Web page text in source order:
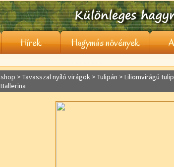
Hírek Hagymás növények
shop > Tavasszal nyíló virágok > Tulipán > Liliomvirágú
Ballerina